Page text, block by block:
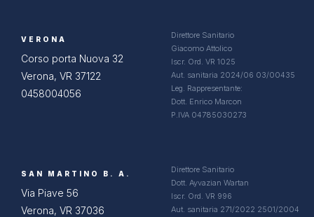
VERONA
Corso porta Nuova 32
Verona, VR 37122
0458004056
Direttore Sanitario
Giacomo Attolico
Iscr. Ord. VR 1025
Aut. sanitaria 2024/06 03/00435
Leg. Rappresentante:
Dott. Enrico Marcon
P.IVA 04785030273
SAN MARTINO B. A.
Via Piave 56
Verona, VR 37036
Direttore Sanitario
Dott. Ayvazian Wartan
Iscr. Ord. VR 996
Aut. sanitaria 271/2022 2501/2004